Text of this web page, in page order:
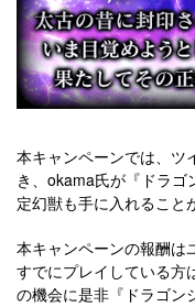
本キャンペーンでは、ツ
き、okama氏が『ドラ
定幻獣も手に入れること
本キャンペーンの報酬は
すでにプレイしている方
の機会に是非『ドラゴン